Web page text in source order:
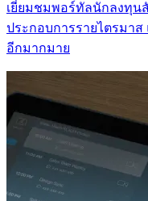
เยี่ยมชมพอร์ทัลนักลงทุน
ประกอบการรายไตรมา
อีกมากมาย